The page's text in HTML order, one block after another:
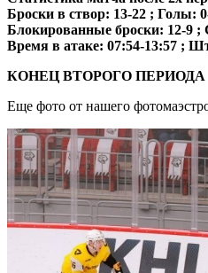
Броски в створ: 13-22 ; Голы:
Блокированные броски: 12-9
Время в атаке: 07:54-13:57 ;
КОНЕЦ ВТОРОГО ПЕРИОДА
Еще фото от нашего